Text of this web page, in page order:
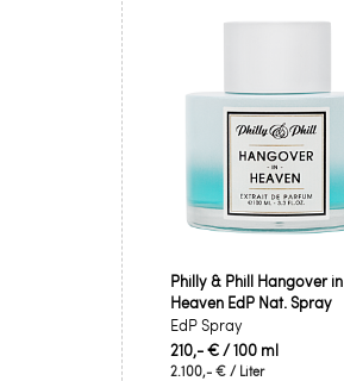
Philly & Phill Hangover in
Heaven EdP Nat. Spray
EdP Spray
210,- €/ 100 ml
2.100,- € / Liter